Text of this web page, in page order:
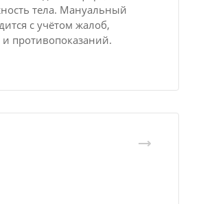
тела. Мануальный
с учётом жалоб,
и противопоказаний.